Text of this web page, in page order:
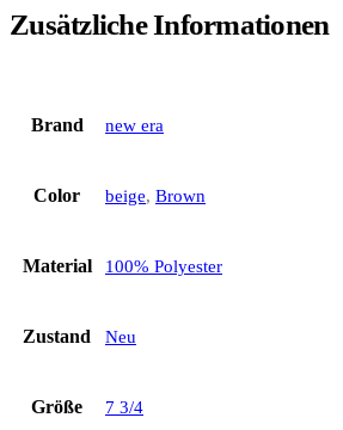
Zusätzliche Informationen
Brand new era
Color beige, Brown
Material 100% Polyester
Zustand Neu
Größe 7 3/4